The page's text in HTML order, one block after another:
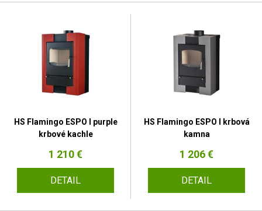
HS Flamingo ESPO I purple
krbové kachle
1 210 €
DETAIL
HS Flamingo ESPO I krbová
kamna
1 206 €
DETAIL